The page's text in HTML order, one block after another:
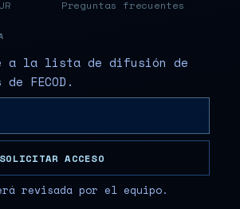
Preguntas frecuentes
a la lista de difusión de
FECOD.
SOLICITAR ACCESO
revisada por el equipo.